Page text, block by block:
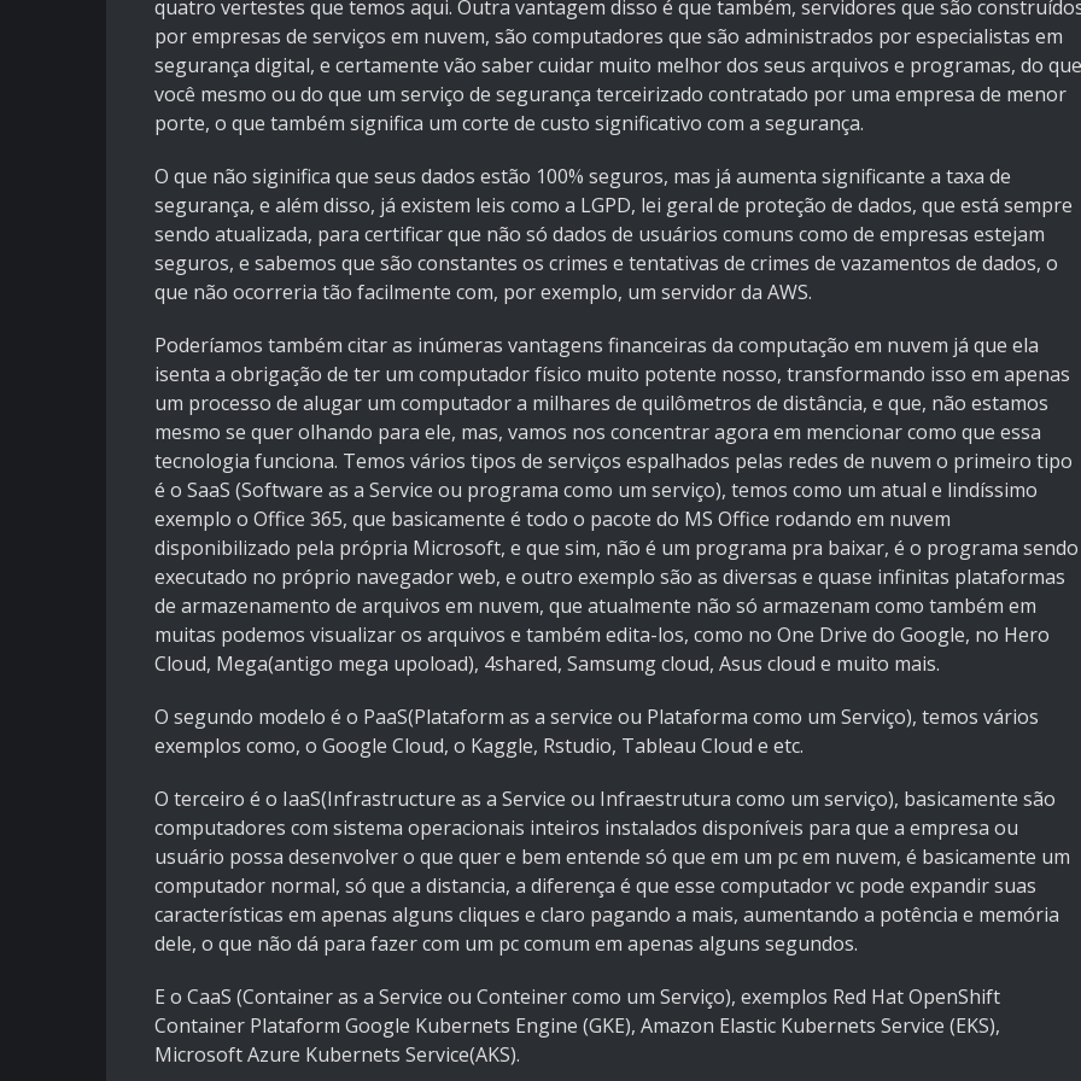
quatro vertestes que temos aqui. Outra vantagem disso é que também, servidores que são
por empresas de serviços em nuvem, são computadores que são administrados por especialistas em
segurança digital, e certamente vão saber cuidar muito melhor dos seus arquivos e programas, do que
você mesmo ou do que um serviço de segurança terceirizado contratado por uma empresa de menor
porte, o que também significa um corte de custo significativo com a segurança.
O que não siginifica que seus dados estão 100% seguros, mas já aumenta significante a taxa de
segurança, e além disso, já existem leis como a LGPD, lei geral de proteção de dados, que está sempre
sendo atualizada, para certificar que não só dados de usuários comuns como de empresas estejam
seguros, e sabemos que são constantes os crimes e tentativas de crimes de vazamentos de dados, o
que não ocorreria tão facilmente com, por exemplo, um servidor da AWS.
Poderíamos também citar as inúmeras vantagens financeiras da computação em nuvem já que ela
isenta a obrigação de ter um computador físico muito potente nosso, transformando isso em apenas
um processo de alugar um computador a milhares de quilômetros de distância, e que, não estamos
mesmo se quer olhando para ele, mas, vamos nos concentrar agora em mencionar como que essa
tecnologia funciona. Temos vários tipos de serviços espalhados pelas redes de nuvem o primeiro tipo
é o SaaS (Software as a Service ou programa como um serviço), temos como um atual e lindíssimo
exemplo o Office 365, que basicamente é todo o pacote do MS Office rodando em nuvem
disponibilizado pela própria Microsoft, e que sim, não é um programa pra baixar, é o programa sendo
executado no próprio navegador web, e outro exemplo são as diversas e quase infinitas plataformas
de armazenamento de arquivos em nuvem, que atualmente não só armazenam como também em
muitas podemos visualizar os arquivos e também edita-los, como no One Drive do Google, no Hero
Cloud, Mega(antigo mega upoload), 4shared, Samsumg cloud, Asus cloud e muito mais.
O segundo modelo é o PaaS(Plataform as a service ou Plataforma como um Serviço), temos vários
exemplos como, o Google Cloud, o Kaggle, Rstudio, Tableau Cloud e etc.
O terceiro é o IaaS(Infrastructure as a Service ou Infraestrutura como um serviço), basicamente são
computadores com sistema operacionais inteiros instalados disponíveis para que a empresa ou
usuário possa desenvolver o que quer e bem entende só que em um pc em nuvem, é basicamente um
computador normal, só que a distancia, a diferença é que esse computador vc pode expandir suas
características em apenas alguns cliques e claro pagando a mais, aumentando a potência e memória
dele, o que não dá para fazer com um pc comum em apenas alguns segundos.
E o CaaS (Container as a Service ou Conteiner como um Serviço), exemplos Red Hat OpenShift
Container Plataform Google Kubernets Engine (GKE), Amazon Elastic Kubernets Service (EKS),
Microsoft Azure Kubernets Service(AKS).